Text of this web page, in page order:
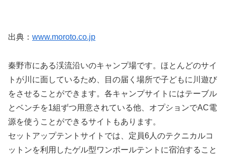
出典： www.moroto.co.jp
秦野市にある渓流沿いのキャンプ場です。ほとんどのサイ
トが川に面しているため、目の届く場所で子どもに川遊び
をさせることができます。各キャンプサイトにはテーブル
とベンチを1組ずつ用意されている他、オプションでAC電
源を使うことができるサイトもあります。
セットアップテントサイトでは、定員6人のテクニカルコ
ットンを利用したゲル型ワンポールテントに宿泊すること